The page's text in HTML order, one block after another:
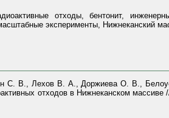
отходы, бентонит,
эксперименты, Нижнеканский
С. В., Лехов В. А., Доржиева О. В.,
отходов в Нижнеканском